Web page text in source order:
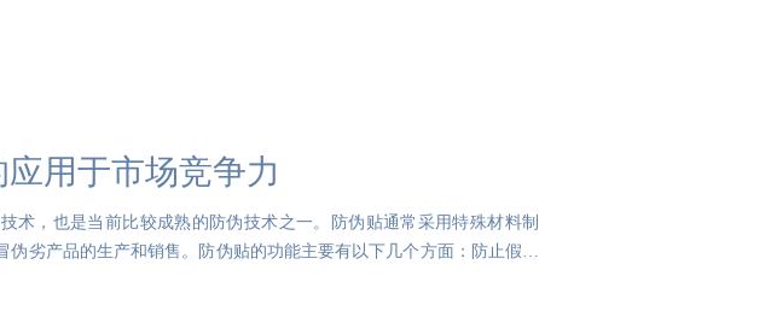
用于市场竞争力
术，也是当前比较成熟的防伪技术之一。防伪贴通常采用特殊材料制
伪劣产品的生产和销售。防伪贴的功能主要有以下几个方面：防止假冒